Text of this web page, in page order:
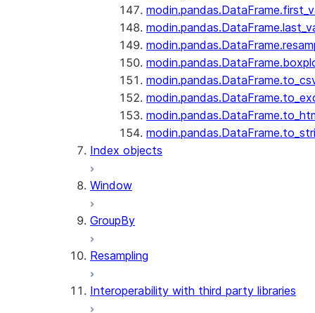
Index objects
Window
GroupBy
Resampling
Interoperability with third party libraries